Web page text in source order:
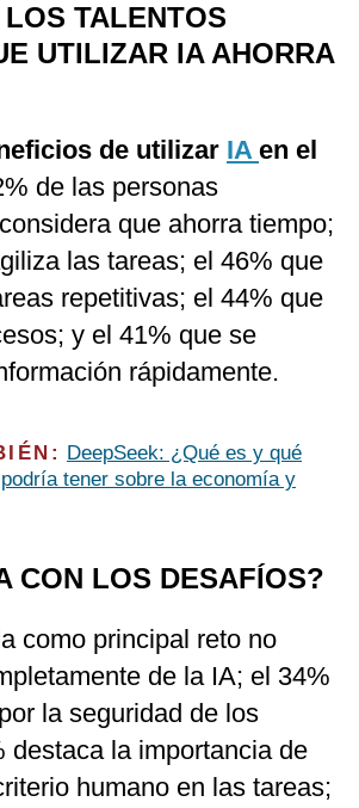
TALENTOS
UTILIZAR IA AHORRA
de utilizar IA en el
de las personas
que ahorra tiempo;
las tareas; el 46% que
repetitivas; el 44% que
y el 41% que se
rápidamente.
DeepSeek: ¿Qué es y qué
tener sobre la economía y
CON LOS DESAFÍOS?
como principal reto no
de la IA; el 34%
la seguridad de los
destaca la importancia de
humano en las tareas;